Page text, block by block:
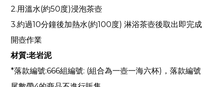
2.用溫水(約50度)浸泡茶壺
3.約過10分鐘後加熱水(約100度) 淋浴茶壺後取出即完成
開壺作業
材質:老岩泥
*落款編號:666組編號: (組合為一壺一海六杯)， 落款編號